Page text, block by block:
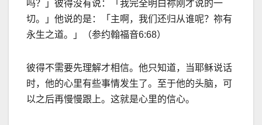
吗？」彼得没有说：「我完全明白祢刚才说的一
切。」他说的是：「主啊，我们还归从谁呢？祢有
永生之道。」（参约翰福音6:68）
彼得不需要先理解才相信。他只知道，当耶稣说话
时，他的心里有些事情发生了。至于他的头脑，可
以之后再慢慢跟上。这就是心里的信心。